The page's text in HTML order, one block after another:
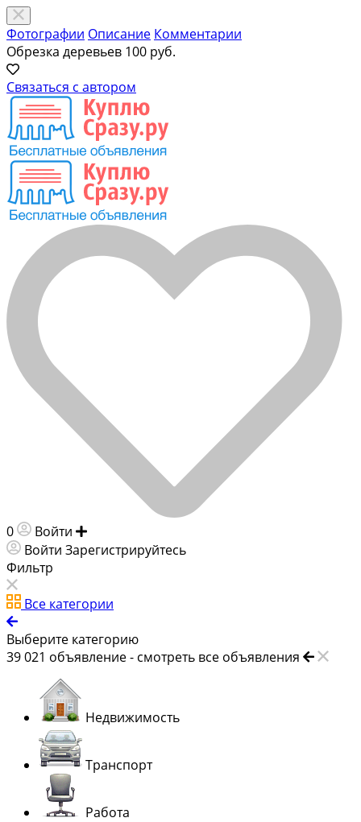
Фотографии Описание Комментарии
Обрезка деревьев 100 руб.
Связаться с автором
0 Войти
Войти Зарегистрируйтесь
Фильтр
Все категории
Выберите категорию
39 021 объявление - смотреть все объявления
Недвижимость
Транспорт
Работа